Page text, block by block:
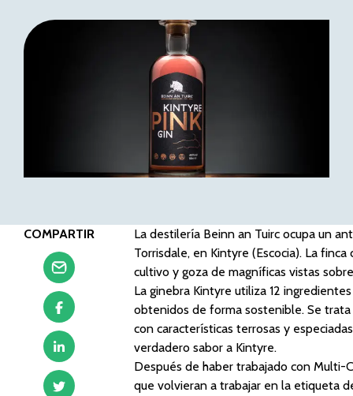
COMPARTIR
La destilería Beinn an Tuirc ocupa un
Torrisdale, en Kintyre (Escocia). La
cultivo y goza de magníficas vistas
La ginebra Kintyre utiliza 12
obtenidos de forma sostenible. Se
con características terrosas y
verdadero sabor a Kintyre.
Después de haber trabajado con
que volvieran a trabajar en la etiqueta